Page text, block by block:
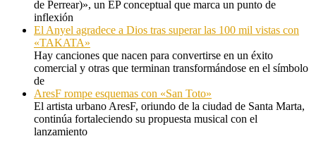
de Perrear)», un EP conceptual que marca un punto de
inflexión
El Anyel agradece a Dios tras superar las 100 mil vistas con
«TAKATA»
Hay canciones que nacen para convertirse en un éxito
comercial y otras que terminan transformándose en el símbolo
de
AresF rompe esquemas con «San Toto»
El artista urbano AresF, oriundo de la ciudad de Santa Marta,
continúa fortaleciendo su propuesta musical con el
lanzamiento